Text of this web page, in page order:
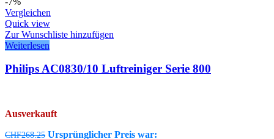
Vergleichen
Quick view
Zur Wunschliste hinzufügen
Weiterlesen
Philips AC0830/10 Luftreiniger Serie 800
Ausverkauft
CHF268.25 Ursprünglicher Preis war: